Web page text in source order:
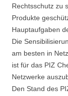
Rechtsschutz zu
Produkte
Hauptaufgaben
Die
am besten in
ist für das PIZ
Netzwerke
Den Stand des